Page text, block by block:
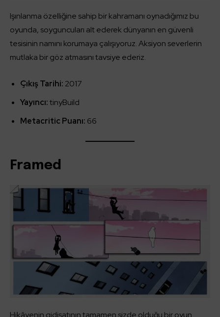
Işınlanma özelliğine sahip bir kahramanı oynadığımız bu
oyunda, soyguncuları alt ederek dünyanın en güvenli
tesisinin namını korumaya çalışıyoruz. Aksiyon severlerin
mutlaka bir göz atmasını tavsiye ederiz.
Çıkış Tarihi: 2017
Yayıncı:tinyBuild
Metacritic Puanı: 66
Framed
Hikâyenin gidişatının tamamen sizde olduğu bir oyun